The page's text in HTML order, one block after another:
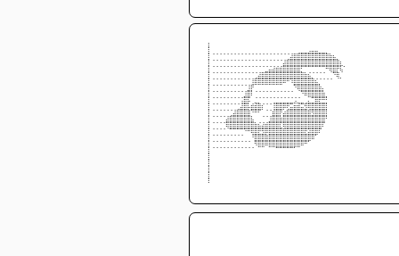
⡇
⡇⢀⢀⢀⢀⢀⢀⢀⢀⢀⢀⢀⢀⢀⢀⢀⢀⢀⢀⢀⢀⢀⢀⢀⣀⣠⣤⣤⣴⣶⣶⣤⣤⣄⡀
⡇⢀⢀⢀⢀⢀⢀⢀⢀⢀⢀⢀⢀⢀⢀⢀⢀⢀⢀⢀⢀⢀⣠⣾⣿⣿⣿⣿⣿⣿⣿⣿⣿⣿⣿⣷⣄
⡇⢀⢀⢀⢀⢀⢀⢀⢀⢀⢀⢀⢀⢀⢀⢀⢀⢀⢀⢀⢀⣾⣿⣿⣿⣿⣿⣿⣿⣿⣿⣿⣿⣿⣿⣿⣿⡧⡀
⡇⢀⢀⢀⢀⢀⢀⢀⢀⢀⢀⢀⢀⢀⢀⣀⣤⣶⣾⣿⣿⣿⣿⣿⣿⣿⣅⡀⢀⢀⢀⢀⢀⠉⠻⣿⣏⠳
⡇⢀⢀⢀⢀⢀⢀⢀⢀⢀⢀⢀⢀⣠⣾⣿⣿⣿⣿⣿⣿⣿⣿⣿⣿⣿⣿⣿⣷⣄⢀⢀⢀⢀⢀⠈⠻⠄
⡇⢀⢀⢀⢀⢀⢀⢀⢀⢀⢀⢀⣸⠿⠿⠿⠿⠿⠿⠿⠿⠛⠉⠘⣿⣿⣿⣿⣿⣿⣷⡄
⡇⢀⢀⢀⢀⢀⢀⢀⢀⢀⢀⣼⡏⢀⢀⢀⢀⢀⢀⢀⢀⢀⢀⢀⠈⠻⣿⣿⣿⣿⣿⣿⡆
⡇⢀⢀⢀⢀⢀⢀⢀⢀⢀⣼⣿⠃⢀⢀⢀⢀⢀⢀⢀⢀⢀⢀⢀⢀⢀⠈⠛⠿⣿⣿⣿⣿⡄
⡇⢀⢀⢀⢀⢀⢀⢀⢀⢰⣿⡗⢀⢤⣄⢀⢀⢀⢠⣤⣤⣤⣤⣤⠴⢤⣤⣠⣦⣤⣿⣯⣭⡅
⡇⢀⢀⢀⢀⢀⢀⢀⣠⣾⣿⣗⣿⣿⣿⠇⢀⢀⢸⣿⣿⠟⣫⣶⣿⣿⣶⣽⣻⣿⣿⣿⣿⡇
⡇⢀⢀⢀⢀⢀⣠⣾⣿⣿⣿⣿⡈⠉⠁⢀⢀⢀⣿⣿⡏⣾⣿⣿⣿⣿⣿⣿⣿⣽⣿⣿⣿⡇
⡇⢀⢀⢀⢀⣾⣿⣿⣿⣿⣿⣿⣷⡀⢀⢀⢀⣼⣿⣿⣿⣿⣿⣿⣿⣿⣿⣿⣿⣿⣿⣿⣿⠁
⡇⢀⢀⢀⢀⠻⣿⣿⣿⣿⣿⣿⣿⣿⣷⣾⣿⣿⣿⣿⣧⣻⣿⣿⣿⣿⣿⣿⣿⣿⣿⣿⠃
⡇⢀⢀⢀⢀⢀⢀⢀⢀⢀⠈⠉⢻⣿⣯⣽⣟⣿⣿⣿⣿⣿⣿⣿⣿⣿⣿⣯⣾⣿⡿⠃
⡇⢀⢀⢀⢀⢀⢀⢀⢀⢀⢀⢀⠈⣿⣿⣿⣿⣿⣿⣿⣿⣿⣿⣿⣿⣿⣿⣿⡿⠛
⡇⢀⢀⢀⢀⢀⢀⢀⢀⢀⢀⢀⢀⠙⠿⠿⠛⠿⠿⣿⣿⣿⣿⣿⡿⠿⠛⠉
⡇
⡇
⡇
⡇
⡇
⠃